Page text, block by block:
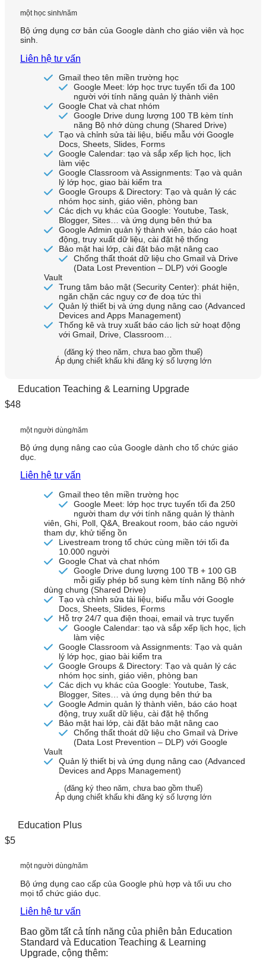
một học sinh/năm
Bộ ứng dụng cơ bản của Google dành cho giáo viên và học
sinh.
Liên hệ tư vấn
Gmail theo tên miền trường học
Google Meet: lớp học trực tuyến tối đa 100
người với tính năng quản lý thành viên
Google Chat và chat nhóm
Google Drive dung lượng 100 TB kèm tính
năng Bộ nhớ dùng chung (Shared Drive)
Tạo và chỉnh sửa tài liệu, biểu mẫu với Google
Docs, Sheets, Slides, Forms
Google Calendar: tạo và sắp xếp lịch học, lịch
làm việc
Google Classroom và Assignments: Tạo và quản
lý lớp học, giao bài kiểm tra
Google Groups & Directory: Tạo và quản lý các
nhóm học sinh, giáo viên, phòng ban
Các dịch vụ khác của Google: Youtube, Task,
Blogger, Sites… và ứng dụng bên thứ ba
Google Admin quản lý thành viên, báo cáo hoạt
động, truy xuất dữ liệu, cài đặt hệ thống
Bảo mật hai lớp, cài đặt bảo mật nâng cao
Chống thất thoát dữ liệu cho Gmail và Drive
(Data Lost Prevention – DLP) với Google
Vault
Trung tâm bảo mật (Security Center): phát hiện,
ngăn chặn các nguy cơ đe doạ tức thì
Quản lý thiết bị và ứng dụng nâng cao (Advanced
Devices and Apps Management)
Thống kê và truy xuất báo cáo lịch sử hoạt động
với Gmail, Drive, Classroom…
(đăng ký theo năm, chưa bao gồm thuế)
Áp dụng chiết khấu khi đăng ký số lượng lớn
Education Teaching & Learning Upgrade
$48
một người dùng/năm
Bộ ứng dụng nâng cao của Google dành cho tổ chức giáo
dục.
Liên hệ tư vấn
Gmail theo tên miền trường học
Google Meet: lớp học trực tuyến tối đa 250
người tham dự với tính năng quản lý thành
viên, Ghi, Poll, Q&A, Breakout room, báo cáo người
tham dự, khử tiếng ồn
Livestream trong tổ chức cùng miền tới tối đa
10.000 người
Google Chat và chat nhóm
Google Drive dung lượng 100 TB + 100 GB
mỗi giấy phép bổ sung kèm tính năng Bộ nhớ
dùng chung (Shared Drive)
Tạo và chỉnh sửa tài liệu, biểu mẫu với Google
Docs, Sheets, Slides, Forms
Hỗ trợ 24/7 qua điện thoại, email và trực tuyến
Google Calendar: tạo và sắp xếp lịch học, lịch
làm việc
Google Classroom và Assignments: Tạo và quản
lý lớp học, giao bài kiểm tra
Google Groups & Directory: Tạo và quản lý các
nhóm học sinh, giáo viên, phòng ban
Các dịch vụ khác của Google: Youtube, Task,
Blogger, Sites… và ứng dụng bên thứ ba
Google Admin quản lý thành viên, báo cáo hoạt
động, truy xuất dữ liệu, cài đặt hệ thống
Bảo mật hai lớp, cài đặt bảo mật nâng cao
Chống thất thoát dữ liệu cho Gmail và Drive
(Data Lost Prevention – DLP) với Google
Vault
Quản lý thiết bị và ứng dụng nâng cao (Advanced
Devices and Apps Management)
(đăng ký theo năm, chưa bao gồm thuế)
Áp dụng chiết khấu khi đăng ký số lượng lớn
Education Plus
$5
một người dùng/năm
Bộ ứng dụng cao cấp của Google phù hợp và tối ưu cho
mọi tổ chức giáo dục.
Liên hệ tư vấn
Bao gồm tất cả tính năng của phiên bản Education
Standard và Education Teaching & Learning
Upgrade, cộng thêm: